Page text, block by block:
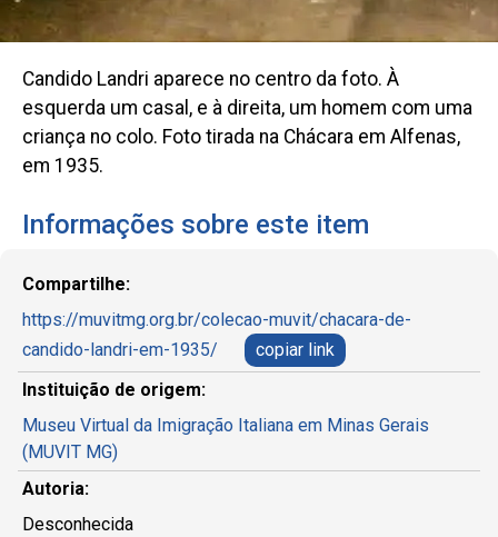
Candido Landri aparece no centro da foto. À
esquerda um casal, e à direita, um homem com uma
criança no colo. Foto tirada na Chácara em Alfenas,
em 1935.
Informações sobre este item
Compartilhe:
https://muvitmg.org.br/colecao-muvit/chacara-de-
candido-landri-em-1935/
copiar link
Instituição de origem:
Museu Virtual da Imigração Italiana em Minas Gerais
(MUVIT MG)
Autoria:
Desconhecida